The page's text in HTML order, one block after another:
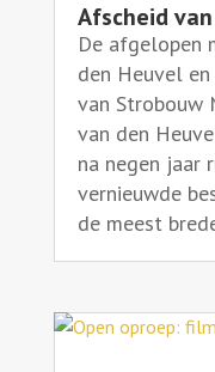
Afscheid
De afgelopen
den Heuvel
van Strobouw
van den
na negen jaar
vernieuwde
de meest